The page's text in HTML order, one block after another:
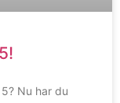
Nu har du